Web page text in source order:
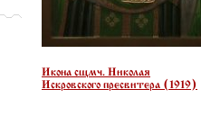
Икона сщмч. Николая
Искровского пресвитера (1919)